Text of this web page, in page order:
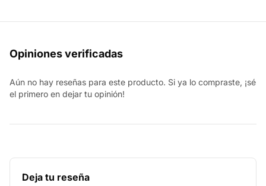
Opiniones verificadas
Aún no hay reseñas para este producto. Si ya lo compraste, ¡sé
el primero en dejar tu opinión!
Deja tu reseña